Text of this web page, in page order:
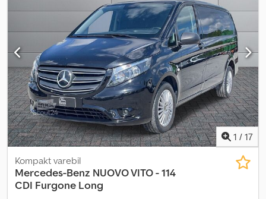
1 / 17
Kompakt varebil
Mercedes-Benz NUOVO VITO - 114
CDI Furgone Long